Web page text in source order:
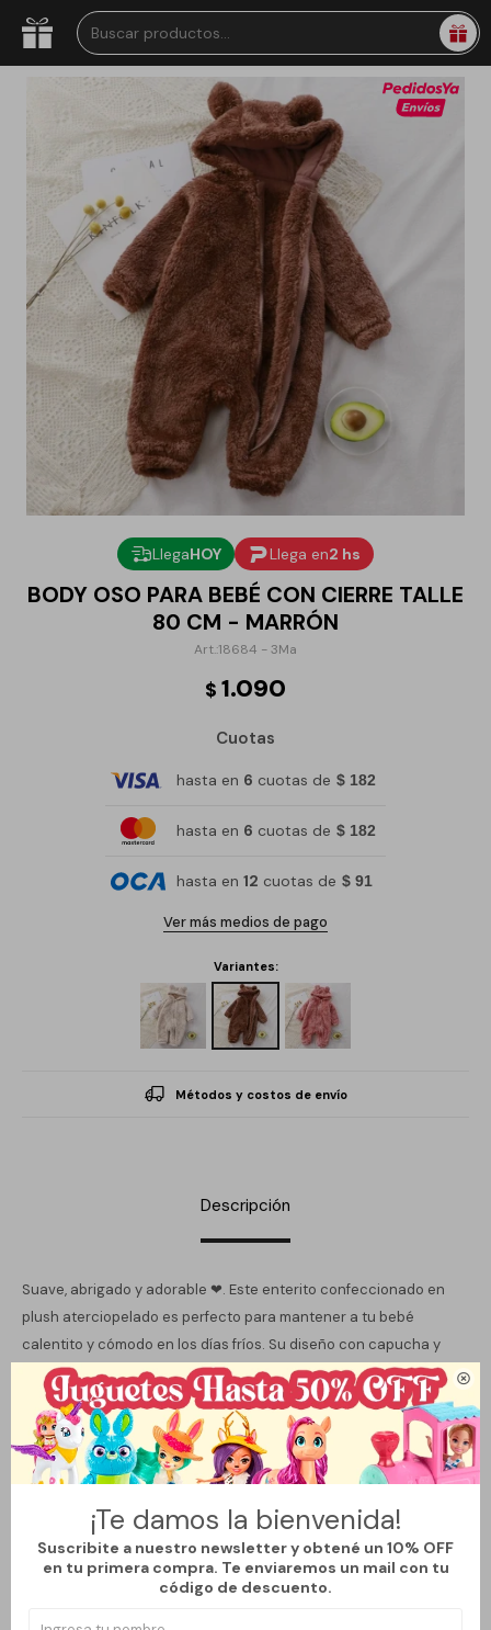

¡Te damos la bienvenida!
Suscribite a nuestro newsletter y obtené un 10% OFF
en tu primera compra. Te enviaremos un mail con tu
código de descuento.
LlegaHOY Llega en2 hs
BODY OSO PARA BEBÉ CON CIERRE TALLE
80 CM - MARRÓN
18684 - 3Ma
$ 1.090
Cuotas
hasta en 6 cuotas de $ 182
hasta en 6 cuotas de $ 182
hasta en 12 cuotas de $ 91
Ver más medios de pago
Variantes:
Métodos y costos de envío
Descripción
Suave, abrigado y adorable ❤. Este enterito confeccionado en
plush aterciopelado es perfecto para mantener a tu bebé
calentito y cómodo en los días fríos. Su diseño con capucha y
orejitas le da un toque tierno y encantador, ideal para cualquier
ocasión.
Características
Material: Plush extra suave y cálido.
Diseño: Enterito con cierre frontal para fácil uso.
Capucha con orejitas decorativas.
Puños y tobillos con terminación ajustada para mayor